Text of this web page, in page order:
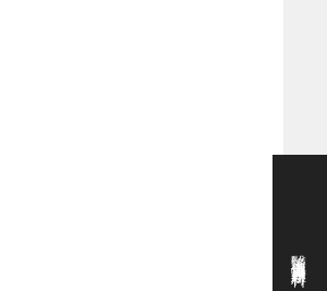
醫護大健康專用材料